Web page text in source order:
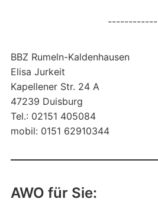
------------
BBZ Rumeln-Kaldenhausen
Elisa Jurkeit
Kapellener Str. 24 A
47239 Duisburg
Tel.: 02151 405084
mobil: 0151 62910344
AWO für Sie: